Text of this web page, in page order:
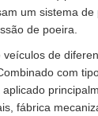
um sistema de
de poeira.
de
com
fábrica